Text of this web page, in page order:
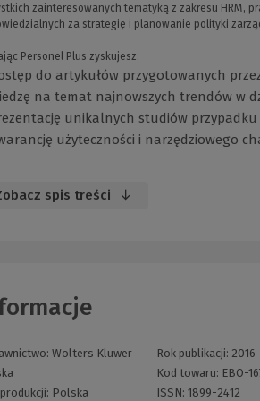
zainteresowanych tematyką z zakresu HRM,
za strategię i planowanie polityki
Personel Plus zyskujesz:
do artykułów przygotowanych
na temat najnowszych trendów w
unikalnych studiów
użyteczności i narzędziowego
spis treści
Wolters Kluwer
Polska
Rok publikacji: 2016
Kod towaru: EBO-
ISSN:1899-2412